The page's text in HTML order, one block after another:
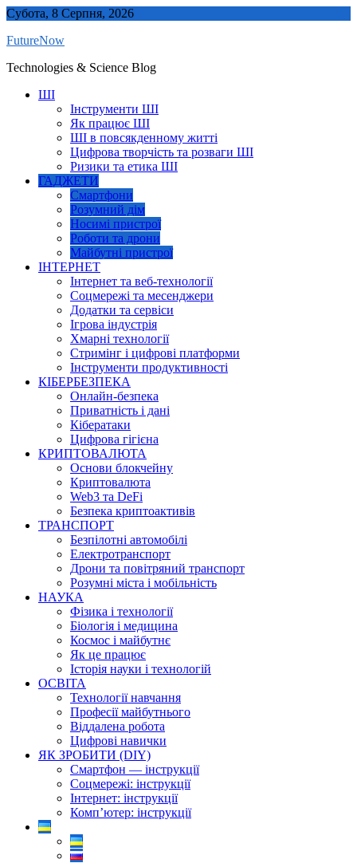
Skip
content
Субота, 8 Серпня, 2026
FutureNow
Technologies & Science Blog
ШІ
Інструменти ШІ
Як працює ШІ
ШІ в повсякденному житті
Цифрова творчість та розваги ШІ
Ризики та етика ШІ
ГАДЖЕТИ
Смартфони
Розумний дім
Носимі пристрої
Роботи та дрони
Майбутні пристрої
ІНТЕРНЕТ
Інтернет та веб-технології
Соцмережі та месенджери
Додатки та сервіси
Ігрова індустрія
Хмарні технології
Стримінг і цифрові платформи
Інструменти продуктивності
КІБЕРБЕЗПЕКА
Онлайн-безпека
Приватність і дані
Кібератаки
Цифрова гігієна
КРИПТОВАЛЮТА
Основи блокчейну
Криптовалюта
Web3 та DeFi
Безпека криптоактивів
ТРАНСПОРТ
Безпілотні автомобілі
Електротранспорт
Дрони та повітряний транспорт
Розумні міста і мобільність
НАУКА
Фізика і технології
Біологія і медицина
Космос і майбутнє
Як це працює
Історія науки і технологій
ОСВІТА
Технології навчання
Професії майбутнього
Віддалена робота
Цифрові навички
ЯК ЗРОБИТИ (DIY)
Смартфон — інструкції
Соцмережі: інструкції
Інтернет: інструкції
Комп’ютер: інструкції